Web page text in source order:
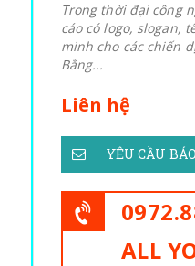
Trong thời đại công
cáo có logo, slogan,
minh cho các chiến
Bằng...
Liên hệ
YÊU CẦU
ALL